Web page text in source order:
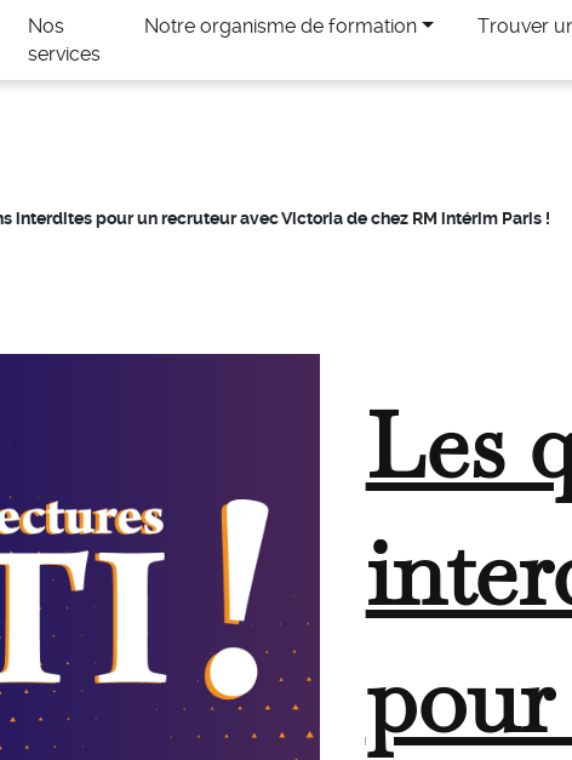
Nos
services
Notre organisme de formation Trouver
Les
interdites pour un recruteur avec Victoria de chez RM intérim Paris !